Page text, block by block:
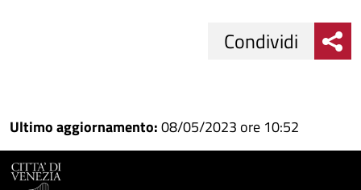
su
Facebook
Condividi
su
Condividi
Condividi
Ultimo aggiornamento:08/05/2023 ore 10:52